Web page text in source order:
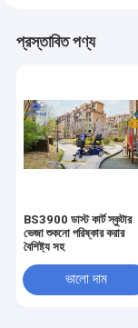
প্রস্তাবিত পণ্য
BS3900 ডাস্ট কার্ট স্কুটার
ভেজা শুকনো পরিষ্কার করার
বৈশিষ্ট্য সহ
ভালো দাম